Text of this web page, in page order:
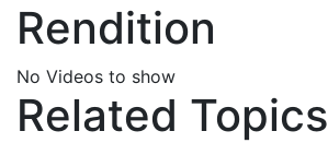
Rendition
No Videos to show
Related Topics